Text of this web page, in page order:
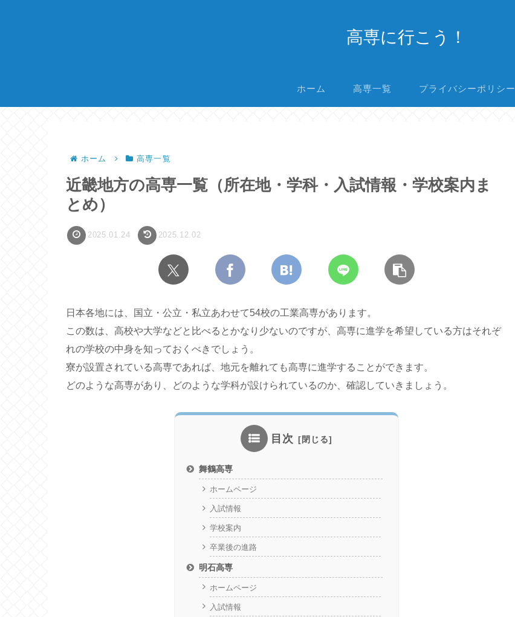
高専に行こう！
ホーム 高専一覧 プライバシーポリシー
ホーム 高専一覧
近畿地方の高専一覧（所在地・学科・入試情報・学校案内ま
とめ）
2025.01.24 2025.12.02
日本各地には、国立・公立・私立あわせて54校の工業高専があります。
この数は、高校や大学などと比べるとかなり少ないのですが、高専に進学を希望している方はそれぞ
れの学校の中身を知っておくべきでしょう。
寮が設置されている高専であれば、地元を離れても高専に進学することができます。
どのような高専があり、どのような学科が設けられているのか、確認していきましょう。
目次
舞鶴高専
ホームページ
入試情報
学校案内
卒業後の進路
明石高専
ホームページ
入試情報